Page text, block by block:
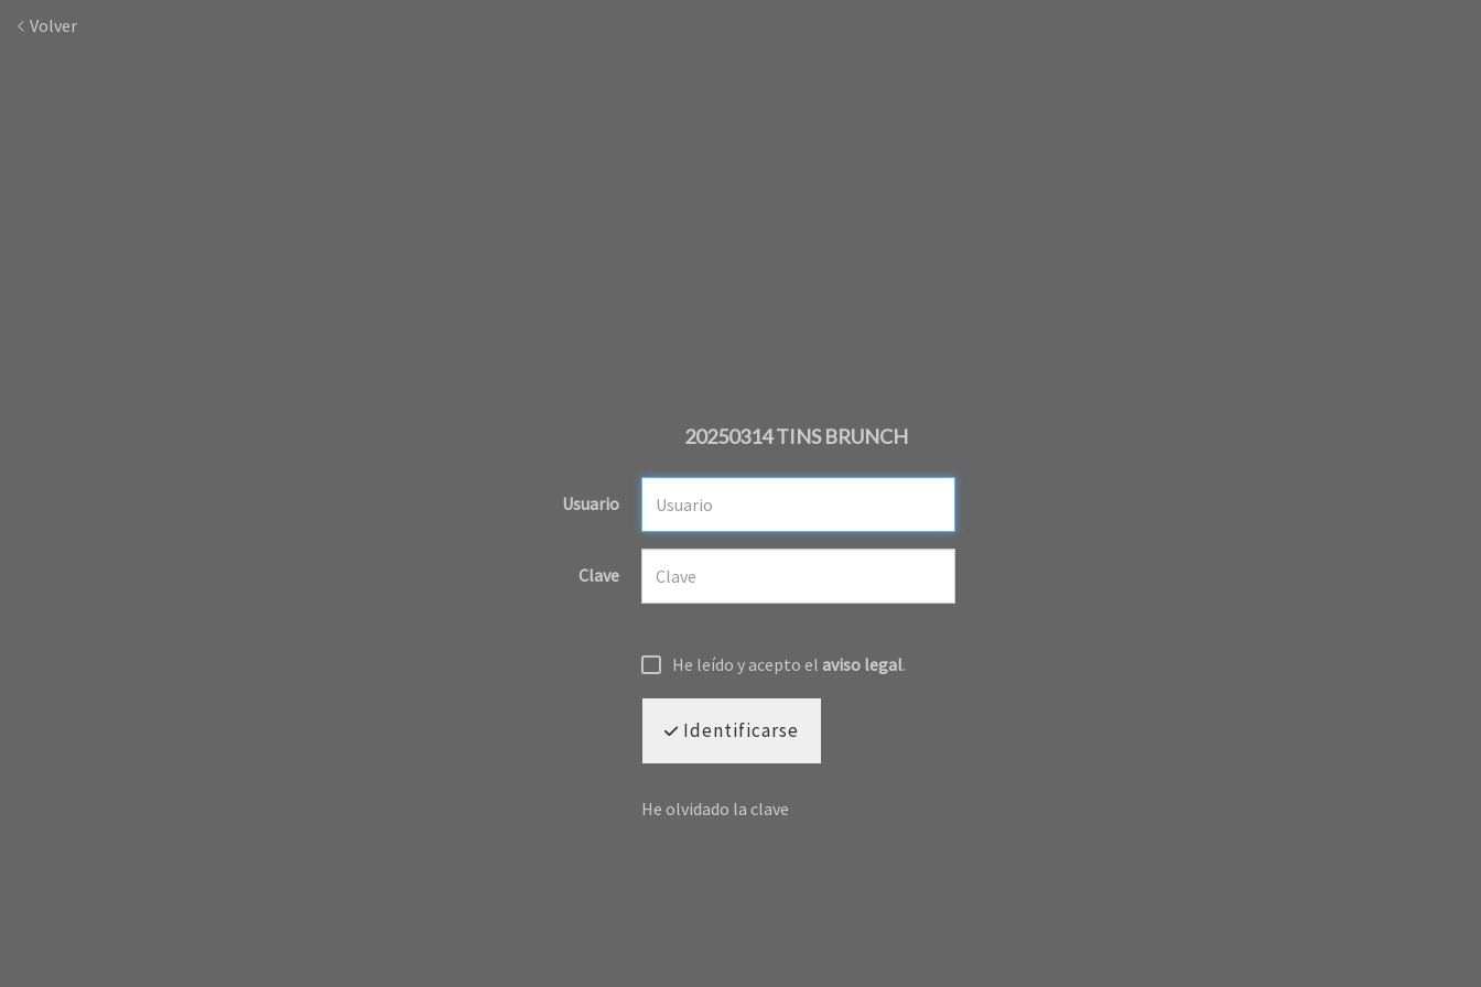
Volver
20250314 TINS BRUNCH
Usuario
Clave
He leído y acepto el aviso legal.
Identificarse
He olvidado la clave